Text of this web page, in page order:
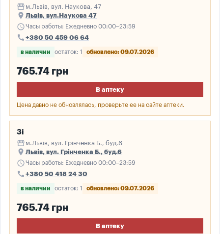
storefront м.Львів, вул. Наукова, 47
place Львів, вул.Наукова 47
scheduleЧасы работы: Ежедневно 00:00–23:59
call +380 50 459 06 64
в наличии остаток: 1 обновлено: 09.07.2026
765.74 грн
В аптеку
Цена давно не обновлялась, проверьте ее на сайте аптеки.
3і
storefront м.Львів, вул. Грінченка Б., буд.6
place Львів, вул. Грінченка Б., буд.6
scheduleЧасы работы: Ежедневно 00:00–23:59
call +380 50 418 24 30
в наличии остаток: 1 обновлено: 09.07.2026
765.74 грн
В аптеку